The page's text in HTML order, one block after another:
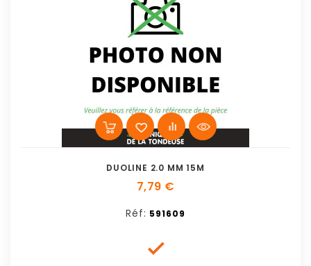
DUOLINE 2.0 MM 15M
7,79 €
Réf: 591609
